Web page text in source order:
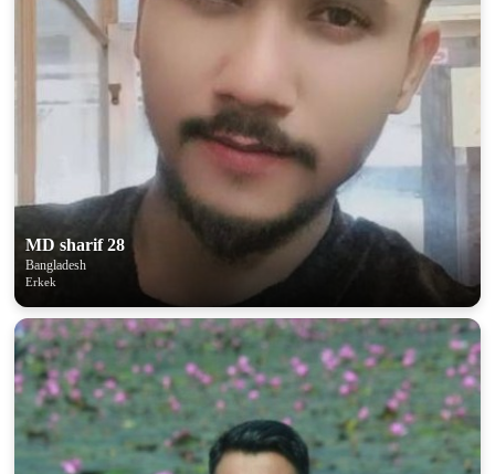
MD sharif 28
Bangladesh
Erkek
upload your own photo
100% FREE
×10 more visibility